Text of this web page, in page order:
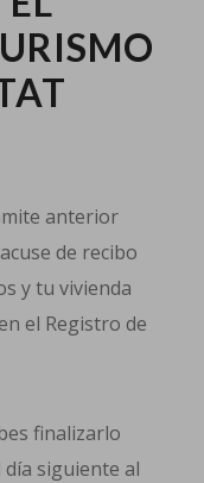
anterior
de recibo
y tu vivienda
el Registro de
finalizarlo
día siguiente al